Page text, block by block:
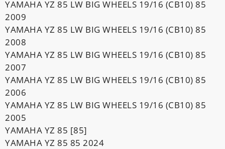
YAMAHA YZ 85 LW BIG WHEELS 19/16 (CB10) 85
2009
YAMAHA YZ 85 LW BIG WHEELS 19/16 (CB10) 85
2008
YAMAHA YZ 85 LW BIG WHEELS 19/16 (CB10) 85
2007
YAMAHA YZ 85 LW BIG WHEELS 19/16 (CB10) 85
2006
YAMAHA YZ 85 LW BIG WHEELS 19/16 (CB10) 85
2005
YAMAHA YZ 85 [85]
YAMAHA YZ 85 85 2024